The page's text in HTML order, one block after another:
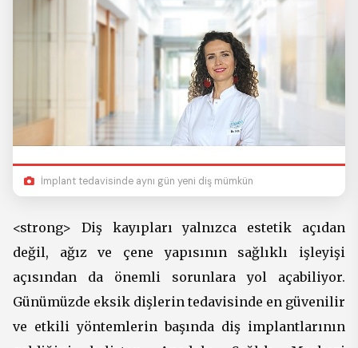
İmplant tedavisinde aynı gün yeni diş mümkün
<strong> Diş kayıpları yalnızca estetik açıdan
değil, ağız ve çene yapısının sağlıklı işleyişi
açısından da önemli sorunlara yol açabiliyor.
Günümüzde eksik dişlerin tedavisinde en güvenilir
ve etkili yöntemlerin başında diş implantlarının